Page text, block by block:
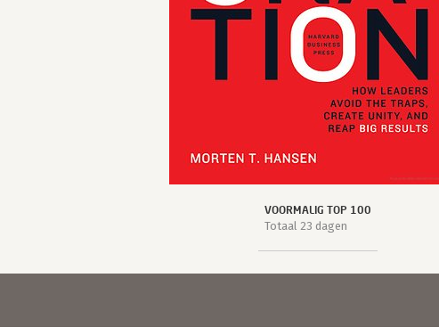
VOORMALIG TOP 100
Totaal 23 dagen